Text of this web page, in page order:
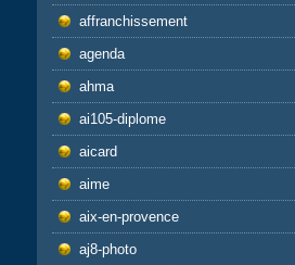
affranchissement
agenda
ahma
ai105-diplome
aicard
aime
aix-en-provence
aj8-photo